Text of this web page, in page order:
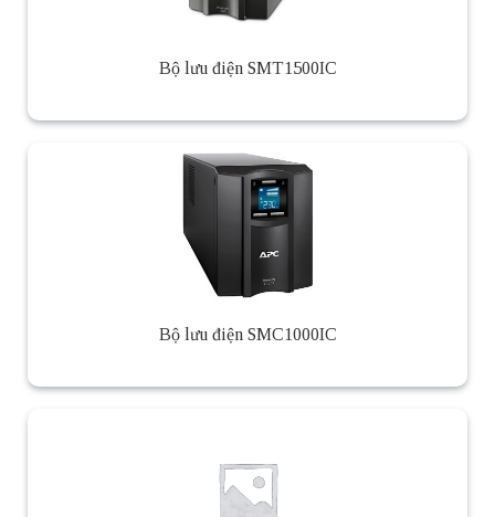
Bộ lưu điện SMT1500IC
Bộ lưu điện SMC1000IC